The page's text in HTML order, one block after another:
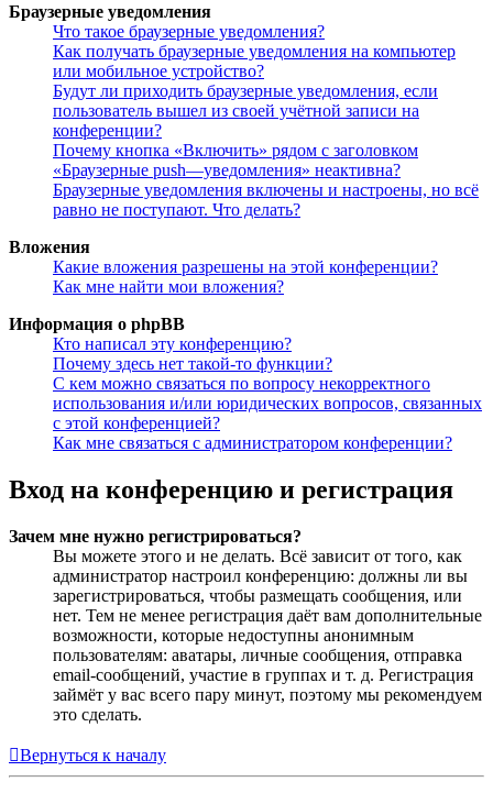
Браузерные уведомления
Что такое браузерные уведомления?
Как получать браузерные уведомления на компьютер
или мобильное устройство?
Будут ли приходить браузерные уведомления, если
пользователь вышел из своей учётной записи на
конференции?
Почему кнопка «Включить» рядом с заголовком
«Браузерные push—уведомления» неактивна?
Браузерные уведомления включены и настроены, но всё
равно не поступают. Что делать?
Вложения
Какие вложения разрешены на этой конференции?
Как мне найти мои вложения?
Информация о phpBB
Кто написал эту конференцию?
Почему здесь нет такой-то функции?
С кем можно связаться по вопросу некорректного
использования и/или юридических вопросов, связанных
с этой конференцией?
Как мне связаться с администратором конференции?
Вход на конференцию и регистрация
Зачем мне нужно регистрироваться?
Вы можете этого и не делать. Всё зависит от того, как
администратор настроил конференцию: должны ли вы
зарегистрироваться, чтобы размещать сообщения, или
нет. Тем не менее регистрация даёт вам дополнительные
возможности, которые недоступны анонимным
пользователям: аватары, личные сообщения, отправка
email-сообщений, участие в группах и т. д. Регистрация
займёт у вас всего пару минут, поэтому мы рекомендуем
это сделать.
Вернуться к началу